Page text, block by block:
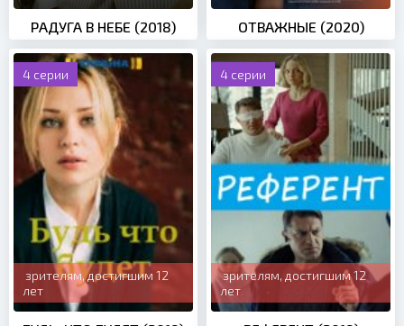
РАДУГА В НЕБЕ (2018) ОТВАЖНЫЕ (2020)
4 серии
зрителям, достигшим 12
лет
4 серии
зрителям, достигшим 12
лет